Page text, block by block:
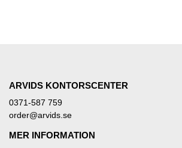
ARVIDS KONTORSCENTER
0371-587 759
order@arvids.se
MER INFORMATION